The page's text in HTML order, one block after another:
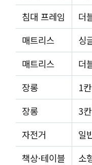
침대 프레임
더
매트리스
싱
매트리스
더
장롱
1칸
장롱
3
자전거
일
책상·테이블
소